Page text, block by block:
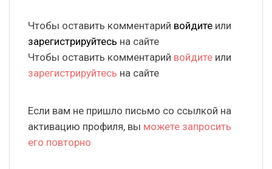
Чтобы оставить комментарий войдите или
зарегистрируйтесь на сайте
Чтобы оставить комментарий войдите или
зарегистрируйтесь на сайте
Если вам не пришло письмо со ссылкой на
активацию профиля, вы можете запросить
его повторно